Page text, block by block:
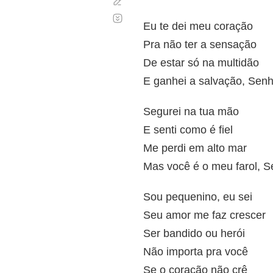
Eu te dei meu coração
Pra não ter a sensação
De estar só na multidão
E ganhei a salvação,
Segurei na tua mão
E senti como é fiel
Me perdi em alto mar
Mas você é o meu farol,
Sou pequenino, eu sei
Seu amor me faz crescer
Ser bandido ou herói
Não importa pra você
Se o coração não crê
automático